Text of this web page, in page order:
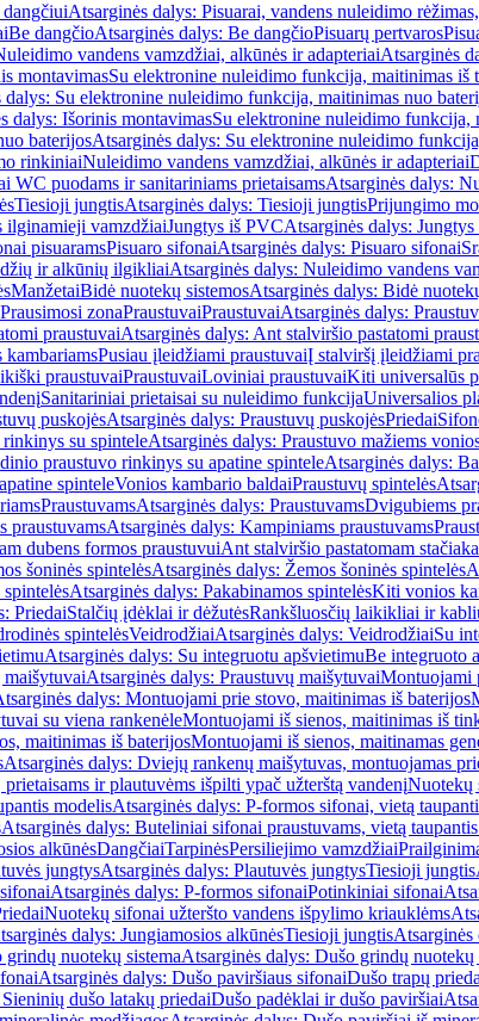
Atsarginės dalys: Pisuarai, vandens nuleidimo
Be dangčioAtsarginės dalys: Be dangčioPisuarų pertvaros
vandens vamzdžiai, alkūnės ir adapteriaiAtsarginės
montavimasSu elektronine nuleidimo funkcija, maitinimas iš
dalys: Su elektronine nuleidimo funkcija, maitinimas nuo
dalys: Išorinis montavimasSu elektronine nuleidimo funkcija,
baterijosAtsarginės dalys: Su elektronine nuleidimo
rinkiniaiNuleidimo vandens vamzdžiai, alkūnės ir adapteriai
WC puodams ir sanitariniams prietaisamsAtsarginės dalys:
Tiesioji jungtisAtsarginės dalys: Tiesioji jungtisPrijungimo
ilginamieji vamzdžiaiJungtys iš PVCAtsarginės dalys:
pisuaramsPisuaro sifonaiAtsarginės dalys: Pisuaro sifonai
ir alkūnių ilgikliaiAtsarginės dalys: Nuleidimo vandens
ManžetaiBidė nuotekų sistemosAtsarginės dalys: Bidė
Prausimosi zonaPraustuvaiPraustuvaiAtsarginės dalys:
praustuvaiAtsarginės dalys: Ant stalviršio pastatomi
kambariamsPusiau įleidžiami praustuvaiĮ stalviršį įleidžiami
praustuvaiPraustuvaiLoviniai praustuvaiKiti universalūs
Sanitariniai prietaisai su nuleidimo funkcijaUniversalios
puskojėsAtsarginės dalys: Praustuvų puskojėsPriedai
su spinteleAtsarginės dalys: Praustuvo mažiems
praustuvo rinkinys su apatine spinteleAtsarginės dalys:
spinteleVonios kambario baldaiPraustuvų spintelės
PraustuvamsAtsarginės dalys: PraustuvamsDvigubiems
praustuvamsAtsarginės dalys: Kampiniams praustuvams
dubens formos praustuvuiAnt stalviršio pastatomam
šoninės spintelėsAtsarginės dalys: Žemos šoninės spintelės
Atsarginės dalys: Pakabinamos spintelėsKiti vonios
PriedaiStalčių įdėklai ir dėžutėsRankšluosčių laikikliai ir
spintelėsVeidrodžiaiAtsarginės dalys: VeidrodžiaiSu
Atsarginės dalys: Su integruotu apšvietimuBe integruoto
maišytuvaiAtsarginės dalys: Praustuvų maišytuvaiMontuojami
dalys: Montuojami prie stovo, maitinimas iš baterijos
su viena rankenėleMontuojami iš sienos, maitinimas iš
maitinimas iš baterijosMontuojami iš sienos, maitinamas
Atsarginės dalys: Dviejų rankenų maišytuvas, montuojamas
ir plautuvėms išpilti ypač užterštą vandenįNuotekų
modelisAtsarginės dalys: P-formos sifonai, vietą
Atsarginės dalys: Buteliniai sifonai praustuvams, vietą
alkūnėsDangčiaiTarpinėsPersiliejimo vamzdžiai
jungtysAtsarginės dalys: Plautuvės jungtysTiesioji jungtis
Atsarginės dalys: P-formos sifonaiPotinkiniai sifonai
Nuotekų sifonai užteršto vandens išpylimo kriauklėms
dalys: Jungiamosios alkūnėsTiesioji jungtis
grindų nuotekų sistemaAtsarginės dalys: Dušo grindų nuotekų
Atsarginės dalys: Dušo paviršiaus sifonaiDušo trapų
dušo latakų priedaiDušo padėklai ir dušo paviršiai